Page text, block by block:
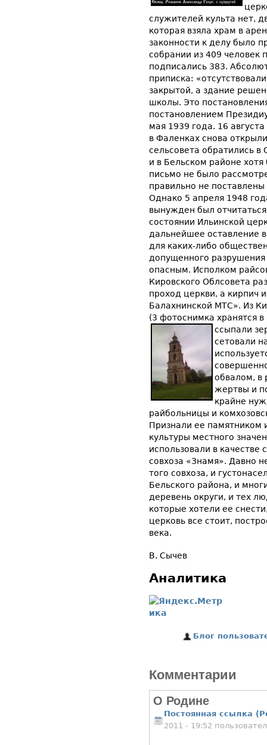
служителей культа нет,
которая взяла храм в
законности к делу было
собрании из 409 человек
подписались 383.
приписка:
закрытой, а здание
школы. Это
постановлением
мая 1939 года. 16
в Фаленках снова
сельсовета обратились
и в Бельском районе
письмо не было
правильно не
Однако 5 апреля 1948
вынужден был
состоянии Ильинской
дальнейшее оставление
для каких-либо
допущенного разрушения
опасным. Исполком
Кировского Облсовета
проход церкви, а кирпич
Балахнинской МТС». Из
(3 фотоснимка хранятся
ссыпали
сетовали
обвалом, в
жертвы и
крайне
райбольницы и
Признали ее памятником
культуры местного
использовали в качестве
совхоза «Знамя». Давно
того совхоза, и
Бельского района, и
деревень округи, и тех
которые хотели ее
церковь все стоит,
века.
В. Сычев
Аналитика
Блог
Комментарии
О Родине
Постоянная ссылка
2011 - 19:52